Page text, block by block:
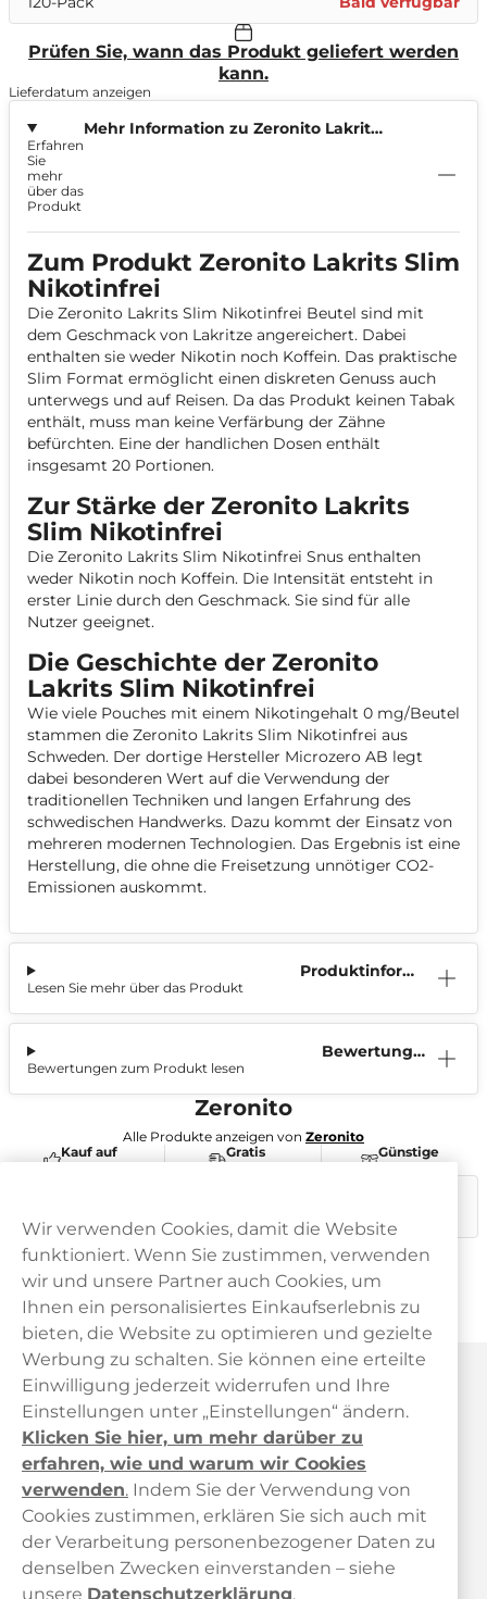
Prüfen Sie, wann das Produkt geliefert werden
kann.
Lieferdatum anzeigen
Mehr Information zu Zeronito Lakrits
Erfahren
Sie
mehr
über das
Produkt
Zum Produkt Zeronito Lakrits Slim
Nikotinfrei
Die Zeronito Lakrits Slim Nikotinfrei Beutel sind mit
dem Geschmack von Lakritze angereichert. Dabei
enthalten sie weder Nikotin noch Koffein. Das praktische
Slim Format ermöglicht einen diskreten Genuss auch
unterwegs und auf Reisen. Da das Produkt keinen Tabak
enthält, muss man keine Verfärbung der Zähne
befürchten. Eine der handlichen Dosen enthält
insgesamt 20 Portionen.
Zur Stärke der Zeronito Lakrits
Slim Nikotinfrei
Die Zeronito Lakrits Slim Nikotinfrei Snus enthalten
weder Nikotin noch Koffein. Die Intensität entsteht in
erster Linie durch den Geschmack. Sie sind für alle
Nutzer geeignet.
Die Geschichte der Zeronito
Lakrits Slim Nikotinfrei
Wie viele Pouches mit einem Nikotingehalt 0 mg/Beutel
stammen die Zeronito Lakrits Slim Nikotinfrei aus
Schweden. Der dortige Hersteller Microzero AB legt
dabei besonderen Wert auf die Verwendung der
traditionellen Techniken und langen Erfahrung des
schwedischen Handwerks. Dazu kommt der Einsatz von
mehreren modernen Technologien. Das Ergebnis ist eine
Herstellung, die ohne die Freisetzung unnötiger CO2-
Emissionen auskommt.
Produktinform
Lesen Sie mehr über das Produkt
Bewertunge
Bewertungen zum Produkt lesen
Zeronito
Alle Produkte anzeigen von Zeronito
Kauf auf
Rechnung
Gratis
Versand
Günstige
Preise
Haypp Österreich
Kundendienst
Wir verwenden Cookies, damit die Website
funktioniert. Wenn Sie zustimmen, verwenden
wir und unsere Partner auch Cookies, um
Ihnen ein personalisiertes Einkaufserlebnis zu
bieten, die Website zu optimieren und gezielte
Werbung zu schalten. Sie können eine erteilte
Einwilligung jederzeit widerrufen und Ihre
Einstellungen unter „Einstellungen“ ändern.
Klicken Sie hier, um mehr darüber zu
erfahren, wie und warum wir Cookies
verwenden. Indem Sie der Verwendung von
Cookies zustimmen, erklären Sie sich auch mit
der Verarbeitung personenbezogener Daten zu
denselben Zwecken einverstanden – siehe
unsere Datenschutzerklärung.